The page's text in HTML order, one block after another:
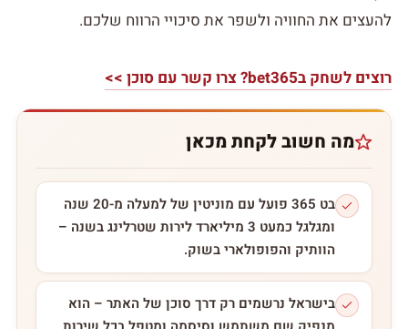
להעצים את החוויה ולשפר את סיכויי הרווח שלכם.
רוצים לשחק בbet365? צרו קשר עם סוכן >>
מה חשוב לקחת מכאן
בט 365 פועל עם מוניטין של למעלה מ-20 שנה
ומגלגל כמעט 3 מיליארד לירות שטרלינג בשנה –
הוותיק והפופולארי בשוק.
בישראל נרשמים רק דרך סוכן של האתר – הוא